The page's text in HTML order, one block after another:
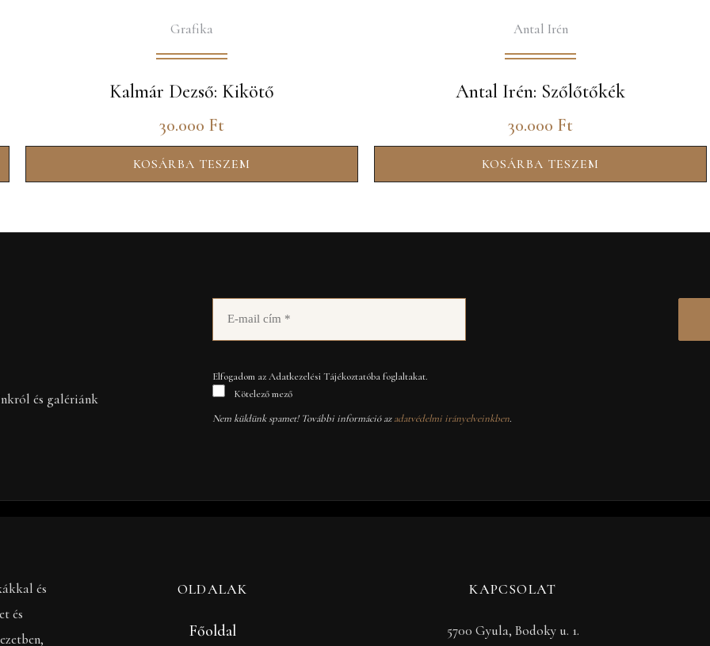
Grafika
Kalmár Dezső: Kikötő
30.000 Ft
KOSÁRBA TESZEM
Antal Irén
Antal Irén: Szőlőtőkék
30.000 Ft
KOSÁRBA TESZEM
és galériánk
Elfogadom az Adatkezelési Tájékoztatóba foglaltakat.
Kötelező mező
Nem küldünk spamet! További információ azadatvédelmi irányelveinkben.
és
és
OLDALAK
Főoldal
KAPCSOLAT
5700 Gyula, Bodoky u. 1.